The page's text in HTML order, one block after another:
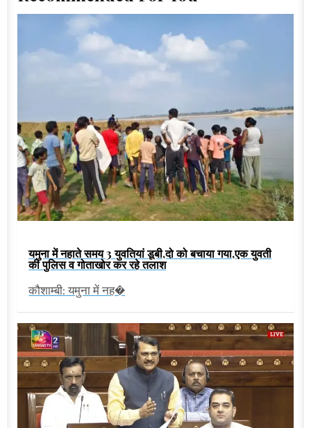
यमुना में नहाते समय 3 युवतियां डूबी,दो को बचाया गया,एक युवती
की पुलिस व गोताखोर कर रहे तलाश
कौशाम्बी: यमुना में नह�